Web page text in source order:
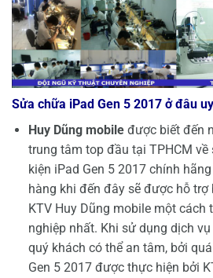
Sửa chữa iPad Gen 5 2017 ở đâu
Huy Dũng mobileđược biết đến
trung tâm top đầu tại TPHCM
kiện iPad Gen 5 2017 chính
hàng khi đến đây sẽ được hỗ trợ
KTV Huy Dũng mobile một cách
nghiệp nhất. Khi sử dụng dịch
quý khách có thể an tâm, bởi
Gen 5 2017 được thực hiện bởi